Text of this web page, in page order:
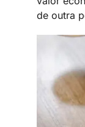
de outra